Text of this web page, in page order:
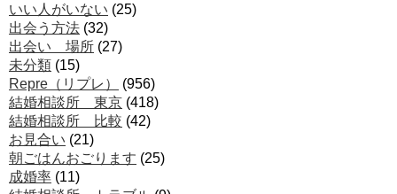
いい人がいない (25)
出会う方法 (32)
出会い 場所 (27)
未分類 (15)
Repre（リプレ）
(956)
結婚相談所 東京 (418)
結婚相談所 比較 (42)
お見合い (21)
朝ごはんおごります (25)
成婚率 (11)